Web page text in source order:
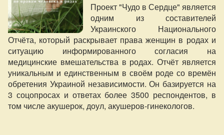
Проект "Чудо в Сердце" является
одним из составителей
Украинского Национального
Отчёта, который раскрывает права женщин в родах и
ситуацию информированного согласия на
медицинские вмешательства в родах. Отчёт является
уникальным и единственным в своём роде со времён
обретения Украиной независимости. Он базируется на
3 соцопросах и ответах более 3500 респондентов, в
том числе акушерок, доул, акушеров-гинекологов.